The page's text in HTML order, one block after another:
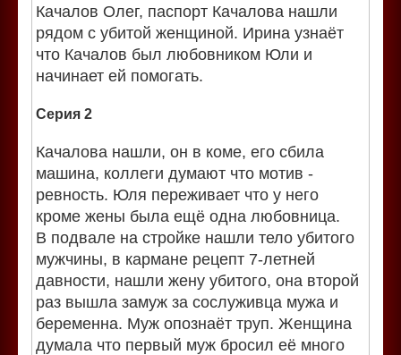
Качалов Олег, паспорт Качалова нашли
рядом с убитой женщиной. Ирина узнаёт
что Качалов был любовником Юли и
начинает ей помогать.
Серия 2
Качалова нашли, он в коме, его сбила
машина, коллеги думают что мотив -
ревность. Юля переживает что у него
кроме жены была ещё одна любовница.
В подвале на стройке нашли тело убитого
мужчины, в кармане рецепт 7-летней
давности, нашли жену убитого, она второй
раз вышла замуж за сослуживца мужа и
беременна. Муж опознаёт труп. Женщина
думала что первый муж бросил её много